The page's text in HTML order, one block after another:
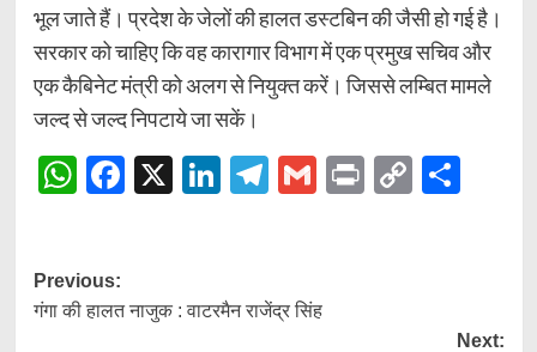
भूल जाते हैं। प्रदेश के जेलों की हालत डस्टबिन की जैसी हो गई है।
सरकार को चाहिए कि वह कारागार विभाग में एक प्रमुख सचिव और
एक कैबिनेट मंत्री को अलग से नियुक्त करें। जिससे लम्बित मामले
जल्द से जल्द निपटाये जा सकें।
WhatsApp
Facebook
X LinkedIn
Telegram
Gmail
Print
Copy
Post
navigation
Previous:
गंगा की हालत नाजुक : वाटरमैन राजेंद्र सिंह
Next: